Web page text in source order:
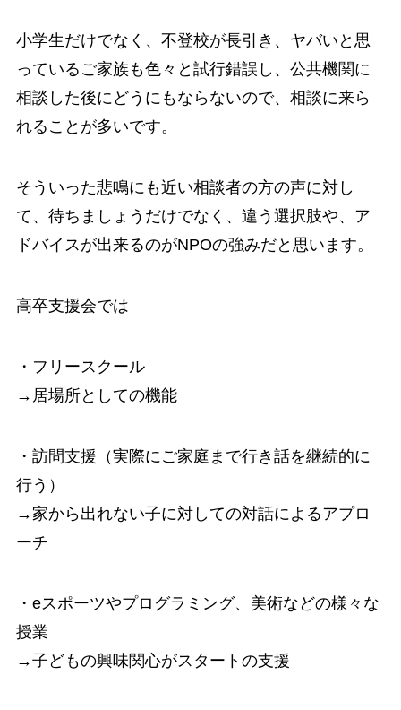
小学生だけでなく、不登校が長引き、ヤバいと思
っているご家族も色々と試行錯誤し、公共機関に
相談した後にどうにもならないので、相談に来ら
れることが多いです。
そういった悲鳴にも近い相談者の方の声に対し
て、待ちましょうだけでなく、違う選択肢や、ア
ドバイスが出来るのがNPOの強みだと思います。
高卒支援会では
・フリースクール
→居場所としての機能
・訪問支援（実際にご家庭まで行き話を継続的に
行う）
→家から出れない子に対しての対話によるアプロ
ーチ
・eスポーツやプログラミング、美術などの様々な
授業
→子どもの興味関心がスタートの支援